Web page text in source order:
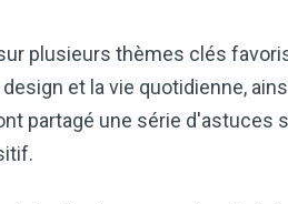
plusieurs thèmes clés
et la vie quotidienne,
partagé une série d'astuces
ou mieux gérer votre
dans votre routine bien-
comment le vinaigre
naturellement votre bien-